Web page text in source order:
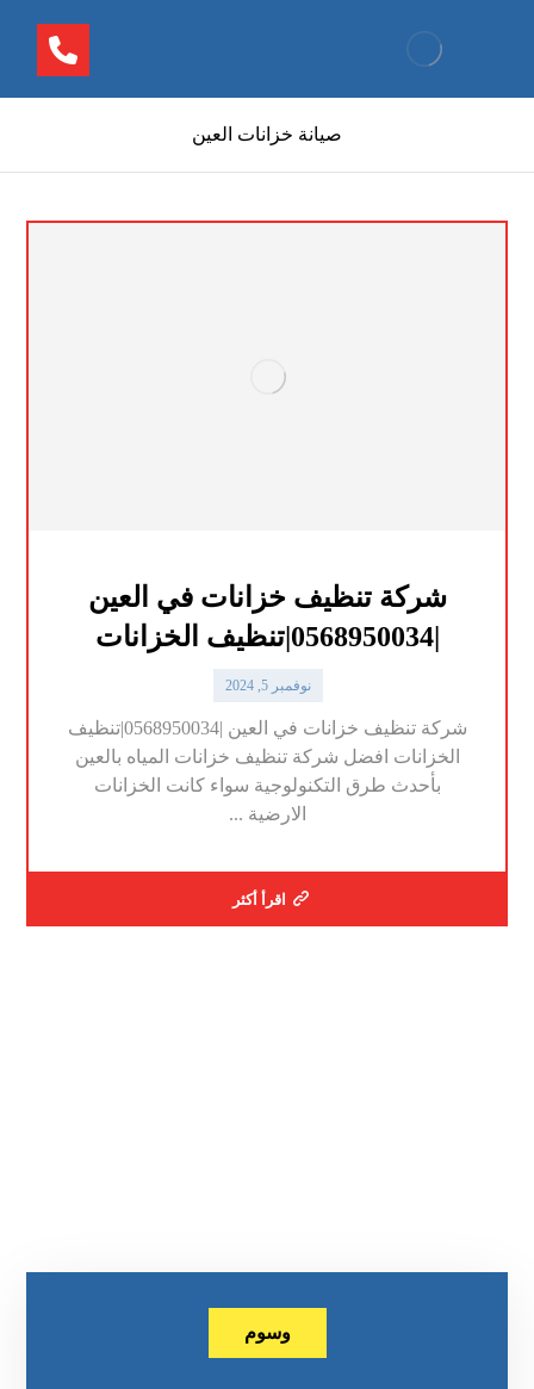
صيانة خزانات العين
شركة تنظيف خزانات في العين
|0568950034|تنظيف الخزانات
نوفمبر 5, 2024
شركة تنظيف خزانات في العين |0568950034|تنظيف
الخزانات افضل شركة تنظيف خزانات المياه بالعين
بأحدث طرق التكنولوجية سواء كانت الخزانات
الارضية ...
اقرأ أكثر
وسوم